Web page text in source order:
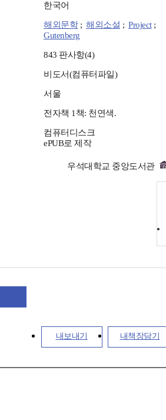
한국어
해외문학; 해외소설 ; Project;
Gutenberg
843 판사항(4)
비도서(컴퓨터파일)
서울
전자책 1책: 천연색.
컴퓨터디스크
ePUB로 제작
우석대학교 중앙도서관
내보내기 내책장담기